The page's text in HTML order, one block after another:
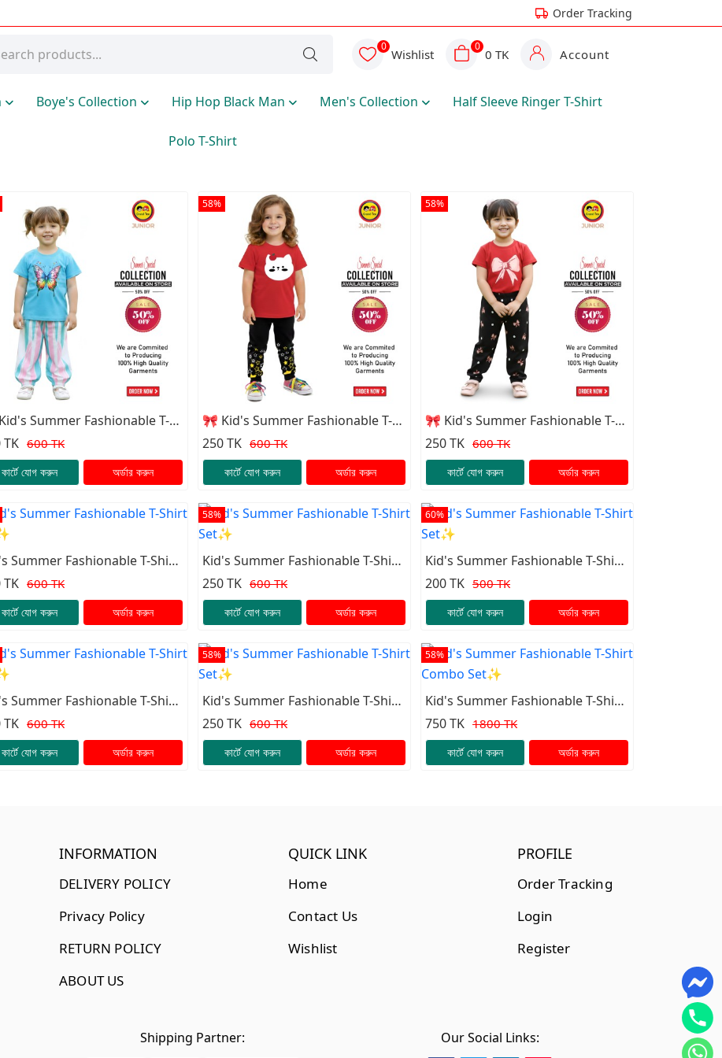
Order Tracking
0
Wishlist
0
0 TK Account
Boye's Collection Hip Hop Black Man Men's Collection Half Sleeve Ringer T-Shirt
Polo T-Shirt
Summer Fashionable T-
Set✨
TK 600 TK
কার্টে যোগ করুন অর্ডার করুন
58%
🎀 Kid's Summer Fashionable T-
Shirt Set✨
250 TK 600 TK
কার্টে যোগ করুন অর্ডার করুন
58%
🎀 Kid's Summer Fashionable T-
Shirt Set✨
250 TK 600 TK
কার্টে যোগ করুন অর্ডার করুন
Summer Fashionable T-Shirt
TK 600 TK
কার্টে যোগ করুন অর্ডার করুন
58%
Kid's Summer Fashionable T-Shirt
Set✨
250 TK 600 TK
কার্টে যোগ করুন অর্ডার করুন
60%
Kid's Summer Fashionable T-Shirt
Set✨
200 TK 500 TK
কার্টে যোগ করুন অর্ডার করুন
Summer Fashionable T-Shirt
TK 600 TK
কার্টে যোগ করুন অর্ডার করুন
58%
Kid's Summer Fashionable T-Shirt
Set✨
250 TK 600 TK
কার্টে যোগ করুন অর্ডার করুন
58%
Kid's Summer Fashionable T-Shirt
Combo Set✨
750 TK 1800 TK
কার্টে যোগ করুন অর্ডার করুন
INFORMATION
DELIVERY POLICY
Privacy Policy
RETURN POLICY
ABOUT US
QUICK LINK
Home
Contact Us
Wishlist
PROFILE
Order Tracking
Login
Register
Shipping Partner: Our Social Links: